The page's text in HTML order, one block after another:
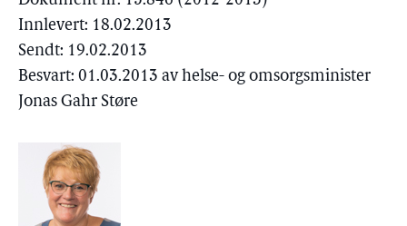
Innlevert: 18.02.2013
Sendt: 19.02.2013
Besvart: 01.03.2013 av helse- og omsorgsminister
Jonas Gahr Støre